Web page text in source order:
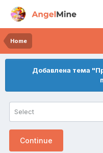
Home
Добавлена тема
Select
Continue